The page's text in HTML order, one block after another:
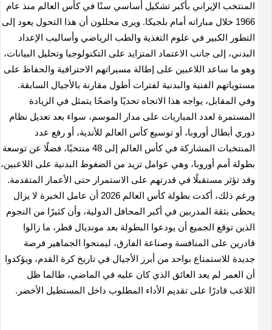
المنتخب الإيراني بأكبر تشكيل أساسي سنًا في كأس العالم منذ عام
1966 خلال مباراته أمام بلجيكا. ويرى محللون أن هذا التحول يعود إلى
التطور الكبير في علوم التغذية والطب الرياضي وأساليب الإعداد
البدني، إلى جانب الاعتماد المتزايد على التكنولوجيا وتحليل البيانات،
وهو ما ساعد اللاعبين على إطالة مسيراتهم الاحترافية والحفاظ على
مستوياتهم الفنية والبدنية لفترات أطول مقارنة بالأجيال السابقة.
وفي المقابل، يواجه هذا الاتجاه تحديًا واضحًا يتمثل في الزيادة
المستمرة لعدد المباريات على مدار الموسم، سواء بعد تعديل نظام
دوري أبطال أوروبا، أو توسيع كأس العالم للأندية، أو رفع عدد
المنتخبات المشاركة في كأس العالم إلى 48 منتخبًا، فضلًا عن توسعة
بطولة أمم أوروبا، وهي عوامل تزيد من الضغوط البدنية على اللاعبين،
وقد تؤثر مستقبلًا في قدرتهم على الاستمرار حتى الأعمار المتقدمة.
ورغم ذلك، أكدت بطولة كأس العالم 2026 أن عامل الخبرة لا يزال
يحظى بثقة المدربين في أكبر المحافل الدولية، وأن كثيرًا من النجوم
الذين توقع الجميع أن يودعوا البطولة بعد مونديال قطر، ما زالوا
قادرين على المنافسة وصناعة الفارق، ليمنحوا الجماهير فرصة
جديدة للاستمتاع بواحد من أبرز الأجيال في تاريخ كرة القدم، ويؤكدوا
أن العمر لم يعد العائق الذي كان عليه في الماضي، طالما ظل
اللاعب قادرًا على تقديم الأداء المطلوب داخل المستطيل الأخضر.